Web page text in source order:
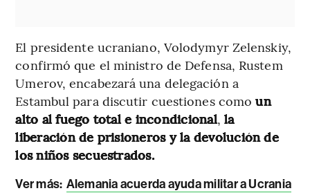
El presidente ucraniano, Volodymyr Zelenskiy,
confirmó que el ministro de Defensa, Rustem
Umerov, encabezará una delegación a
Estambul para discutir cuestiones como un
alto al fuego total e incondicional, la
liberación de prisioneros y la devolución de
los niños secuestrados.
Ver más: Alemania acuerda ayuda militar a Ucrania